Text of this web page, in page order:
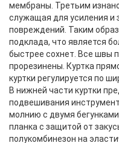
мембраны. Третьим
служащая для усиления
повреждений. Таким
подклада, что является
быстрее сохнет. Все швы
прорезинены. Куртка
куртки регулируется по
В нижней части куртки
подвешивания
молнию с двумя
планка с защитой от
полукомбинезон на